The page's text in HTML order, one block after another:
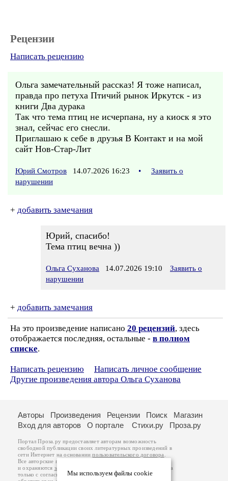
Рецензии
Написать рецензию
Ольга замечательный рассказ! Я тоже написал,
правда про петуха Птичий рынок Иркутск - из
книги Два дурака
Так что тема птиц не исчерпана, ну а киоск я это
знал, сейчас его снесли.
Приглашаю к себе в друзья В Контакт и на мой
сайт Нов-Стар-Лит
Юрий Смотров 14.07.2026 16:23 •
Заявить о
нарушении
+ добавить замечания
Юрий, спасибо!
Тема птиц вечна ))
Ольга Суханова 14.07.2026 19:10
Заявить о
нарушении
+ добавить замечания
На это произведение написано 20 рецензий, здесь
отображается последняя, остальные - в полном
списке.
Написать рецензию
Написать личное сообщение
Другие произведения автора Ольга Суханова
Мы используем файлы cookie
Авторы Произведения Рецензии Поиск
Магазин
Вход для авторов
О портале Стихи.ру Проза.ру
Портал Проза.ру предоставляет авторам возможность
свободной публикации своих литературных произведений в
сети Интернет на основаниипользовательского договора
Все авторские права на произведения принадлежат авторам
и охраняются законом
. Перепечатка произведений возможна
только с согласия его автора, к которому вы можете